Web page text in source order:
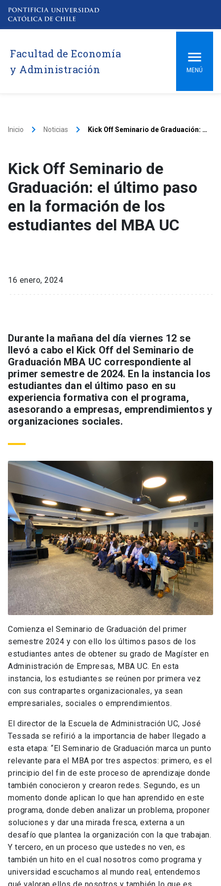
Facultad de Economía
y Administración
MENÚ
Inicio keyboard_arrow_right Noticias keyboard_arrow_right Kick Off Seminario de Graduación: el último paso en la formación de los estudiantes del MBA UC
Kick Off Seminario de
Graduación: el último paso
en la formación de los
estudiantes del MBA UC
16 enero, 2024
Durante la mañana del día viernes 12 se
llevó a cabo el Kick Off del Seminario de
Graduación MBA UC correspondiente al
primer semestre de 2024. En la instancia los
estudiantes dan el último paso en su
experiencia formativa con el programa,
asesorando a empresas, emprendimientos y
organizaciones sociales.
Comienza el Seminario de Graduación del primer
semestre 2024 y con ello los últimos pasos de los
estudiantes antes de obtener su grado de Magíster en
Administración de Empresas, MBA UC. En esta
instancia, los estudiantes se reúnen por primera vez
con sus contrapartes organizacionales, ya sean
empresariales, sociales o emprendimientos.
El director de la Escuela de Administración UC, José
Tessada se refirió a la importancia de haber llegado a
esta etapa: “El Seminario de Graduación marca un punto
relevante para el MBA por tres aspectos: primero, es el
principio del fin de este proceso de aprendizaje donde
también conocieron y crearon redes. Segundo, es un
momento donde aplican lo que han aprendido en este
programa, donde deben analizar un problema, proponer
soluciones y dar una mirada fresca, externa a un
desafío que plantea la organización con la que trabajan.
Y tercero, en un proceso que ustedes no ven, es
también un hito en el cual nosotros como programa y
universidad escuchamos al mundo real, entendemos